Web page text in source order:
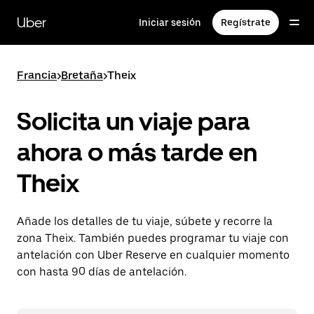
contenido
principal
Uber Iniciar sesión Regístrate
Francia>Bretaña>Theix
Solicita un viaje para
ahora o más tarde en
Theix
Añade los detalles de tu viaje, súbete y recorre la
zona Theix. También puedes programar tu viaje con
antelación con Uber Reserve en cualquier momento
con hasta 90 días de antelación.